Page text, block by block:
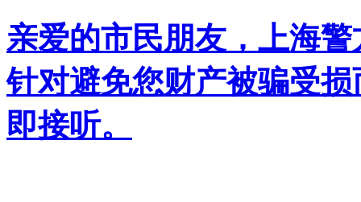
亲爱的市民朋友，上海
针对避免您财产被骗受
即接听。